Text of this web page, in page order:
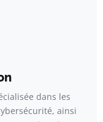
dans les
ainsi